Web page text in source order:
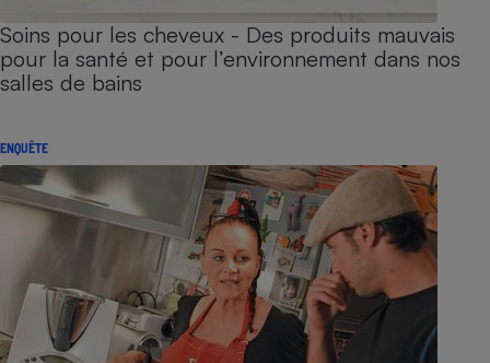
Soins pour les cheveux - Des produits mauvais
pour la santé et pour l’environnement dans nos
salles de bains
ENQUÊTE